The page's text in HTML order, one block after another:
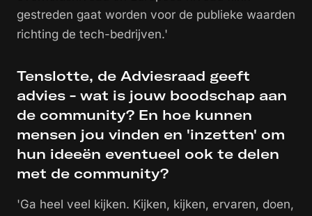
gestreden gaat worden voor de publieke waarden
richting de tech-bedrijven.'
Tenslotte, de Adviesraad geeft
advies - wat is jouw boodschap aan
de community? En hoe kunnen
mensen jou vinden en 'inzetten' om
hun ideeën eventueel ook te delen
met de community?
'Ga heel veel kijken. Kijken, kijken, ervaren, doen,